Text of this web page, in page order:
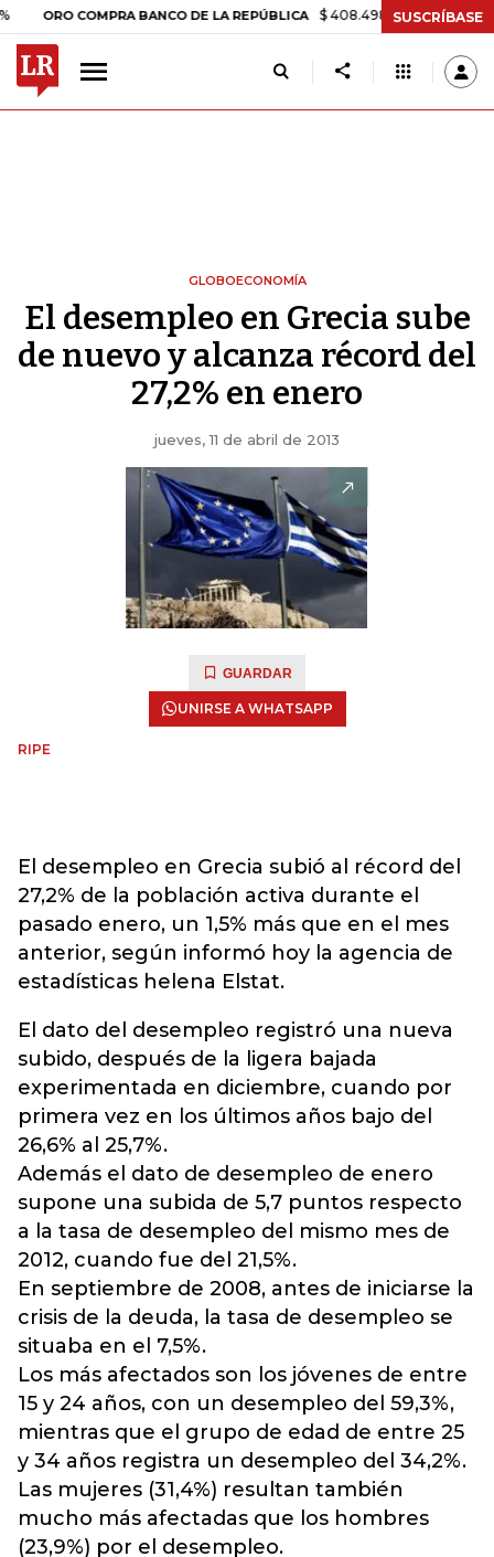
COMPRA BANCO DE LA REPÚBLICA $ 408.498,97 +$ 8.753,81 +2,19%
SUSCRÍBASE
GLOBOECONOMÍA
El desempleo en Grecia sube
de nuevo y alcanza récord del
27,2% en enero
jueves, 11 de abril de 2013
GUARDAR
UNIRSE A WHATSAPP
RIPE
El desempleo en Grecia subió al récord del
27,2% de la población activa durante el
pasado enero, un 1,5% más que en el mes
anterior, según informó hoy la agencia de
estadísticas helena Elstat.
El dato del desempleo registró una nueva
subido, después de la ligera bajada
experimentada en diciembre, cuando por
primera vez en los últimos años bajo del
26,6% al 25,7%.
Además el dato de desempleo de enero
supone una subida de 5,7 puntos respecto
a la tasa de desempleo del mismo mes de
2012, cuando fue del 21,5%.
En septiembre de 2008, antes de iniciarse la
crisis de la deuda, la tasa de desempleo se
situaba en el 7,5%.
Los más afectados son los jóvenes de entre
15 y 24 años, con un desempleo del 59,3%,
mientras que el grupo de edad de entre 25
y 34 años registra un desempleo del 34,2%.
Las mujeres (31,4%) resultan también
mucho más afectadas que los hombres
(23,9%) por el desempleo.